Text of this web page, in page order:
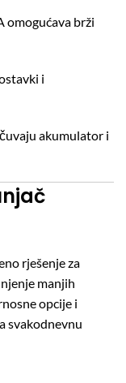
omogućava brži
i
akumulator i
rješenje za
manjih
opcije i
svakodnevnu